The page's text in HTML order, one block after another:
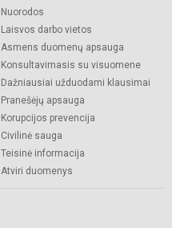
Nuorodos
Laisvos darbo vietos
Asmens duomenų apsauga
Konsultavimasis su visuomene
Dažniausiai užduodami klausimai
Pranešėjų apsauga
Korupcijos prevencija
Civilinė sauga
Teisinė informacija
Atviri duomenys